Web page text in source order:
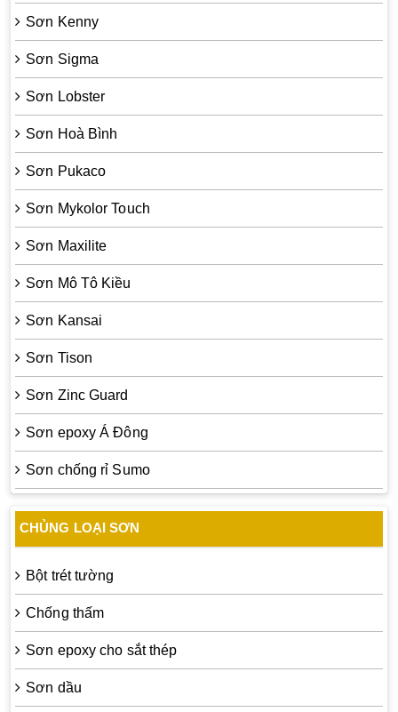
Sơn Kenny
Sơn Sigma
Sơn Lobster
Sơn Hoà Bình
Sơn Pukaco
Sơn Mykolor Touch
Sơn Maxilite
Sơn Mô Tô Kiều
Sơn Kansai
Sơn Tison
Sơn Zinc Guard
Sơn epoxy Á Đông
Sơn chống rỉ Sumo
CHỦNG LOẠI SƠN
Bột trét tường
Chống thấm
Sơn epoxy cho sắt thép
Sơn dầu